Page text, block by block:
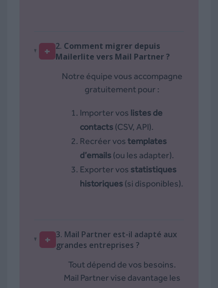
+ 2. Comment migrer depuis
Mailerlite vers Mail Partner ?
Notre équipe vous accompagne
gratuitement pour :
Importer vos listes de
contacts (CSV, API).
Recréer vostemplates
d’emails (ou les adapter).
Exporter vos statistiques
historiques (si disponibles).
+ 3. Mail Partner est-il adapté aux
grandes entreprises ?
Tout dépend de vos besoins.
Mail Partner vise davantage les